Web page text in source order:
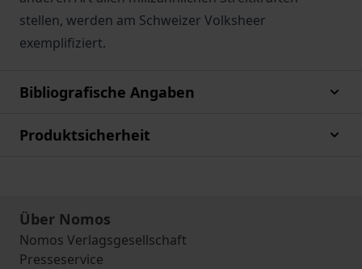
stellen, werden am Schweizer Volksheer
exemplifiziert.
Bibliografische Angaben
Produktsicherheit
Über Nomos
Nomos Verlagsgesellschaft
Presseservice